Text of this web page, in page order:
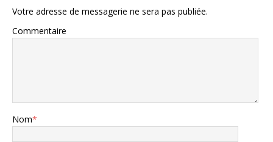
Votre adresse de messagerie ne sera pas publiée.
Commentaire
Nom*